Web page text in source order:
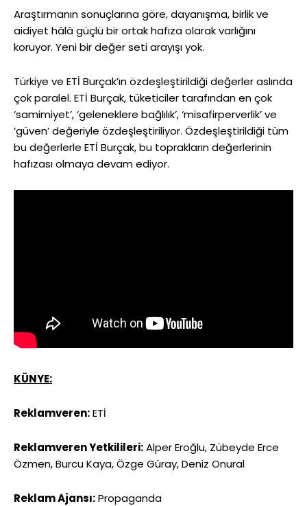
Araştırmanın sonuçlarına göre, dayanışma, birlik ve
aidiyet hâlâ güçlü bir ortak hafıza olarak varlığını
koruyor. Yeni bir değer seti arayışı yok.
Türkiye ve ETİ Burçak’ın özdeşleştirildiği değerler aslında
çok paralel. ETİ Burçak, tüketiciler tarafından en çok
‘samimiyet’, ‘geleneklere bağlılık’, ‘misafirperverlik’ ve
‘güven’ değeriyle özdeşleştiriliyor. Özdeşleştirildiği tüm
bu değerlerle ETİ Burçak, bu toprakların değerlerinin
hafızası olmaya devam ediyor.
KÜNYE:
Reklamveren:ETİ
Reklamveren Yetkilileri:Alper Eroğlu, Zübeyde Erce
Özmen, Burcu Kaya, Özge Güray, Deniz Onural
Reklam Ajansı:Propaganda